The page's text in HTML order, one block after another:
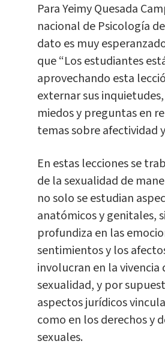
Para Yeimy Quesada
nacional de Psicología
dato es muy
que “Los estudiantes
aprovechando esta
externar sus
miedos y preguntas en
temas sobre afectividad
En estas lecciones se
de la sexualidad de
no solo se estudian
anatómicos y genitales,
profundiza en las
sentimientos y los
involucran en la vivencia
sexualidad, y por
aspectos jurídicos
como en los derechos y
sexuales.